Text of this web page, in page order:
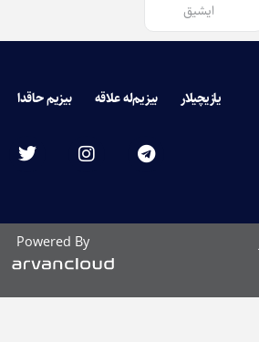
ایشیق
یازیچیلار بیزیم‌له علاقه بیزیم حاقدا
Powered By